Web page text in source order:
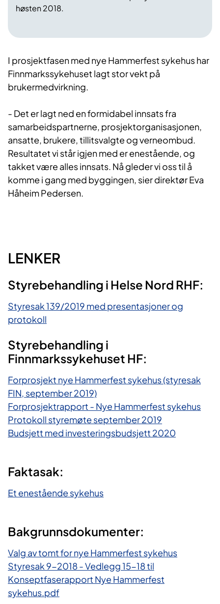
høsten 2018.
I prosjektfasen med nye Hammerfest sykehus har
Finnmarkssykehuset lagt stor vekt på
brukermedvirkning.
- Det er lagt ned en formidabel innsats fra
samarbeidspartnerne, prosjektorganisasjonen,
ansatte, brukere, tillitsvalgte og verneombud.
Resultatet vi står igjen med er enestående, og
takket være alles innsats. Nå gleder vi oss til å
komme i gang med byggingen, sier direktør Eva
Håheim Pedersen.
LENKER
Styrebehandling i Helse Nord RHF:
Styresak 139/2019 med presentasjoner og
protokoll
Styrebehandling i
Finnmarkssykehuset HF:
Forprosjekt nye Hammerfest sykehus (styresak
FIN, september 2019)
Forprosjektrapport - Nye Hammerfest sykehus
Protokoll styremøte september 2019
Budsjett med investeringsbudsjett 2020
Faktasak:
Et enestående sykehus
Bakgrunnsdokumenter:
Valg av tomt for nye Hammerfest sykehus
Styresak 9-2018 - Vedlegg 15-18 til
Konseptfaserapport Nye Hammerfest
sykehus.pdf